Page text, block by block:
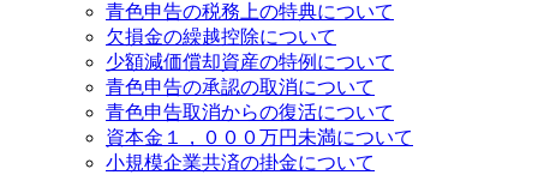
青色申告の税務上の特典について
欠損金の繰越控除について
少額減価償却資産の特例について
青色申告の承認の取消について
青色申告取消からの復活について
資本金１，０００万円未満について
小規模企業共済の掛金について